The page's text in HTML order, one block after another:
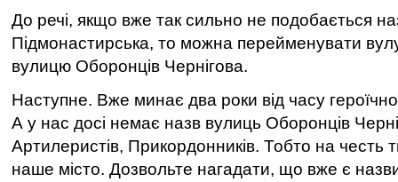
До речі, якщо вже так сильно не подобається
Підмонастирська, то можна перейменувати
вулицю Оборонців Чернігова.
Наступне. Вже минає два роки від часу
А у нас досі немає назв вулиць Оборонців
Артилеристів, Прикордонників. Тобто на честь
наше місто. Дозвольте нагадати, що вже є назви